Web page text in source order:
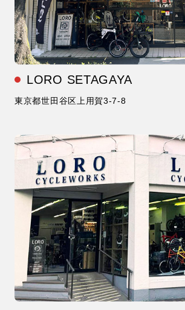
LORO SETAGAYA
東京都世田谷区上用賀3-7-8